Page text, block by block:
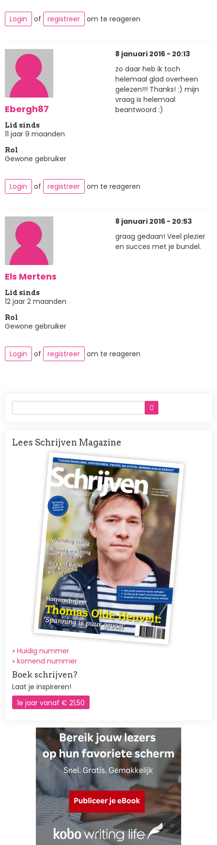
Login of registreer om te reageren
Ebergh87
Lid sinds
11 jaar 9 maanden
Rol
Gewone gebruiker
8 januari 2016 - 20:13
zo daar heb ik toch
helemaal glad overheen
gelezen!!! Thanks! :) mijn
vraag is helemaal
beantwoord :)
Login of registreer om te reageren
Els Mertens
Lid sinds
12 jaar 2 maanden
Rol
Gewone gebruiker
8 januari 2016 - 20:53
graag gedaan! Veel plezier
en succes met je bundel.
Login of registreer om te reageren
Lees Schrijven Magazine
Afbeelding
» Huidig nummer
» komend nummer
Boek schrijven?
Laat je inspireren!
1e jaar vanaf € 21,50